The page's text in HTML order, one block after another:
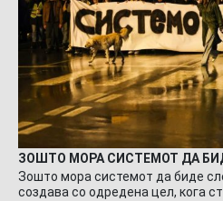
ЗОШТО МОРА СИСТЕМОТ ДА
Зошто мора системот да биде
создава со одредена цел, кога